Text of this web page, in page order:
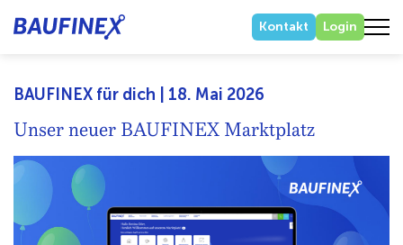
Kontakt Login
BAUFINEX für dich | 18. Mai 2026
Unser neuer BAUFINEX Marktplatz